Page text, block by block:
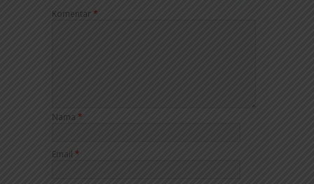
Komentar *
Nama *
Email *